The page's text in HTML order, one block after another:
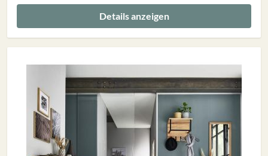
Details anzeigen